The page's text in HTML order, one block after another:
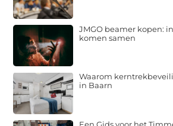
JMGO beamer kopen:
komen samen
Waarom
in Baarn